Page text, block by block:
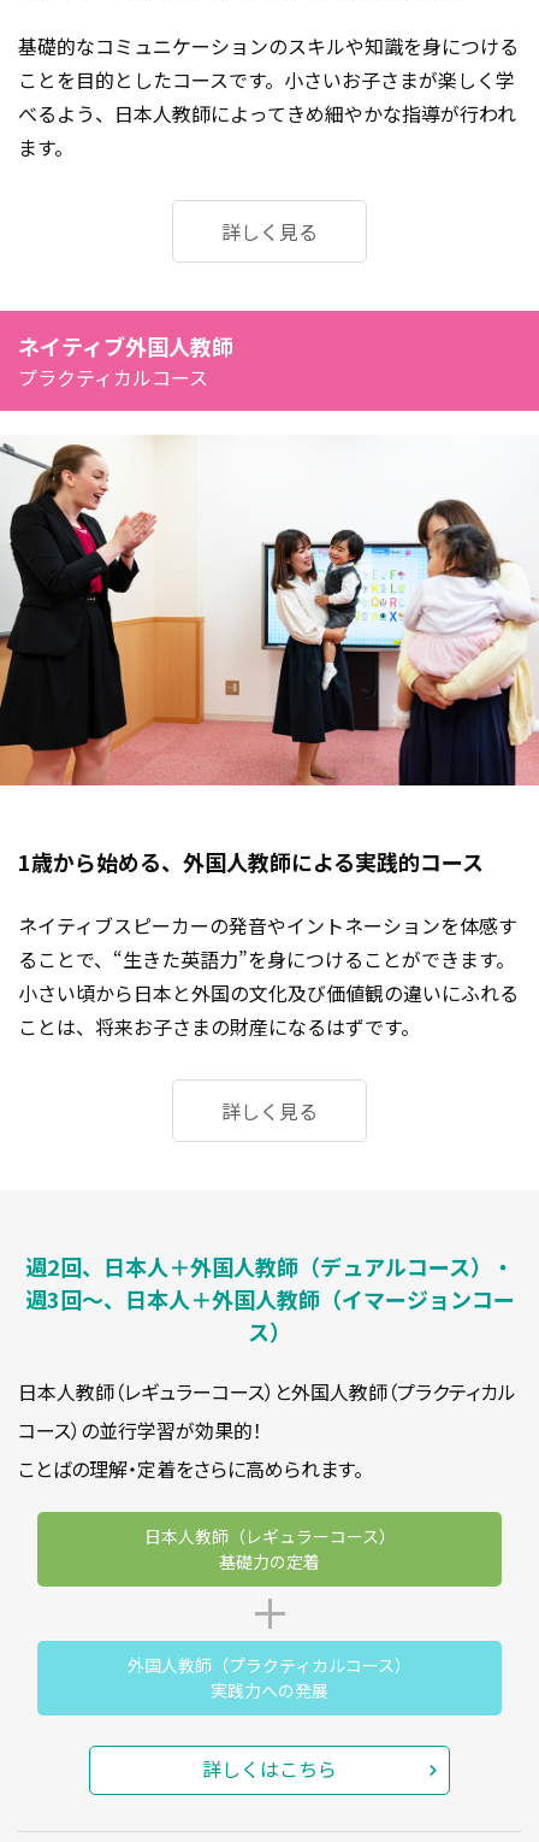
基礎的なコミュニケーションのスキルや知識を身につける
ことを目的としたコースです。小さいお子さまが楽しく学
べるよう、日本人教師によってきめ細やかな指導が行われ
ます。
詳しく見る
ネイティブ外国人教師
プラクティカルコース
1歳から始める、外国人教師による実践的コース
ネイティブスピーカーの発音やイントネーションを体感す
ることで、“生きた英語力”を身につけることができます。
小さい頃から日本と外国の文化及び価値観の違いにふれる
ことは、将来お子さまの財産になるはずです。
詳しく見る
週2回、日本人＋外国人教師（デュアルコース）・
週3回～、日本人＋外国人教師（イマージョンコー
ス）
日本人教師（レギュラーコース）と外国人教師（プラクティカル
コース）の並行学習が効果的！
ことばの理解・定着をさらに高められます。
日本人教師（レギュラーコース）
基礎力の定着
外国人教師（プラクティカルコース）
実践力への発展
詳しくはこちら